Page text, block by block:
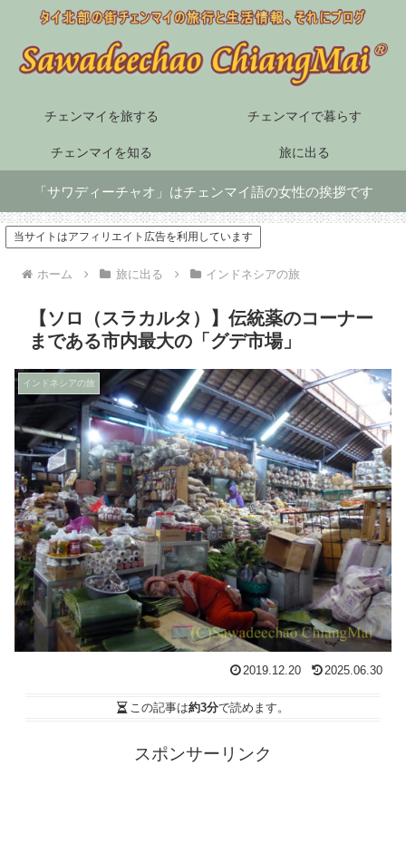
チェンマイを旅する チェンマイで暮らす
チェンマイを知る 旅に出る
「サワディーチャオ」はチェンマイ語の女性の挨拶です
当サイトはアフィリエイト広告を利用しています
ホーム 旅に出る インドネシアの旅
【ソロ（スラカルタ）】伝統薬のコーナー
まである市内最大の「グデ市場」
インドネシアの旅
2019.12.20 2025.06.30
この記事は約3分で読めます。
スポンサーリンク